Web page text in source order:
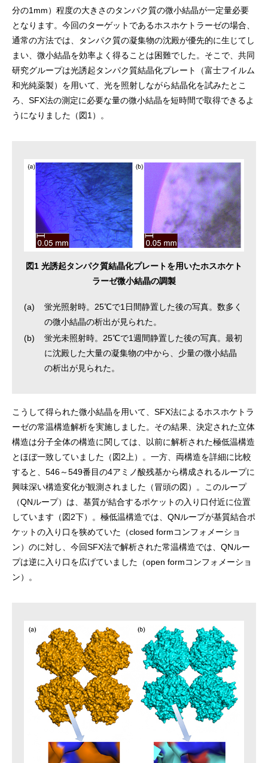
分の1mm）程度の大きさのタンパク質の微小結晶が一定量必要
となります。今回のターゲットであるホスホケトラーゼの場合、
通常の方法では、タンパク質の凝集物の沈殿が優先的に生じてし
まい、微小結晶を効率よく得ることは困難でした。そこで、共同
研究グループは光誘起タンパク質結晶化プレート（富士フイルム
和光純薬製）を用いて、光を照射しながら結晶化を試みたとこ
ろ、SFX法の測定に必要な量の微小結晶を短時間で取得できるよ
うになりました（図1）。
図1 光誘起タンパク質結晶化プレートを用いたホスホケト
ラーゼ微小結晶の調製
(a)
蛍光照射時。25℃で1日間静置した後の写真。数多く
の微小結晶の析出が見られた。
(b)
蛍光未照射時。25℃で1週間静置した後の写真。最初
に沈殿した大量の凝集物の中から、少量の微小結晶
の析出が見られた。
こうして得られた微小結晶を用いて、SFX法によるホスホケトラ
ーゼの常温構造解析を実施しました。その結果、決定された立体
構造は分子全体の構造に関しては、以前に解析された極低温構造
とほぼ一致していました（図2上）。一方、両構造を詳細に比較
すると、546～549番目の4アミノ酸残基から構成されるループに
興味深い構造変化が観測されました（冒頭の図）。このループ
（QNループ）は、基質が結合するポケットの入り口付近に位置
しています（図2下）。極低温構造では、QNループが基質結合ポ
ケットの入り口を狭めていた（closed formコンフォメーショ
ン）のに対し、今回SFX法で解析された常温構造では、QNルー
プは逆に入り口を広げていました（open formコンフォメーショ
ン）。